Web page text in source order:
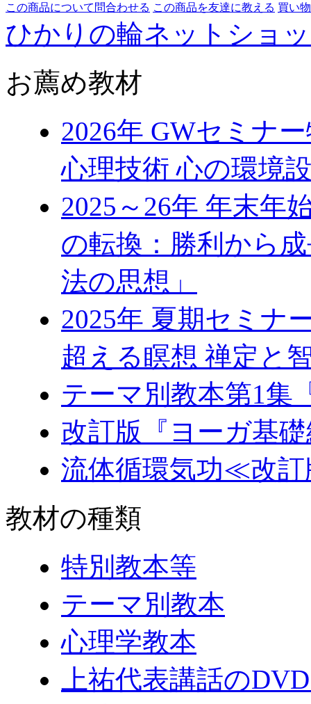
この商品について問合わせる この商品を友達に教える 買い
ひかりの輪ネットショ
お薦め教材
2026年 GWセミナ
心理技術 心の環境
2025～26年 年末
の転換：勝利から
法の思想」
2025年 夏期セミナ
超える瞑想 禅定と
テーマ別教本第1集
改訂版『ヨーガ基
流体循環気功≪改
教材の種類
特別教本等
テーマ別教本
心理学教本
上祐代表講話の